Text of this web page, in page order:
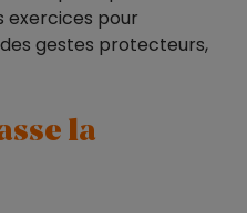
exercices pour
gestes protecteurs,
la